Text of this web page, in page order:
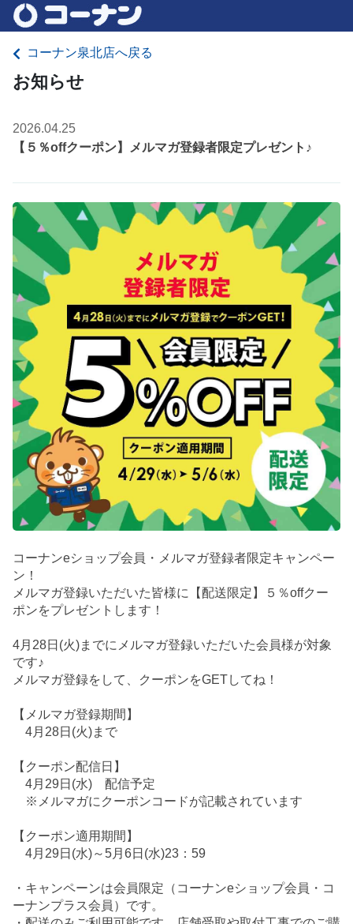
コーナン泉北店へ戻る
お知らせ
2026.04.25
【５％offクーポン】メルマガ登録者限定プレゼント♪
コーナンeショップ会員・メルマガ登録者限定キャンペー
ン！
メルマガ登録いただいた皆様に【配送限定】５％offクー
ポンをプレゼントします！
4月28日(火)までにメルマガ登録いただいた会員様が対象
です♪
メルマガ登録をして、クーポンをGETしてね！
【メルマガ登録期間】
4月28日(火)まで
【クーポン配信日】
4月29日(水) 配信予定
※メルマガにクーポンコードが記載されています
【クーポン適用期間】
4月29日(水)～5月6日(水)23：59
・キャンペーンは会員限定（コーナンeショップ会員・コ
ーナンプラス会員）です。